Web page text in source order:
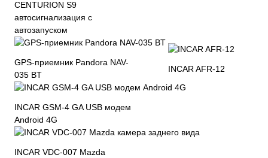
CENTURION S9
автосигнализация с
автозапуском
GPS-приемник Pandora NAV-
035 BT
INCAR AFR-12
INCAR GSM-4 GA USB модем
Android 4G
INCAR VDC-007 Mazda